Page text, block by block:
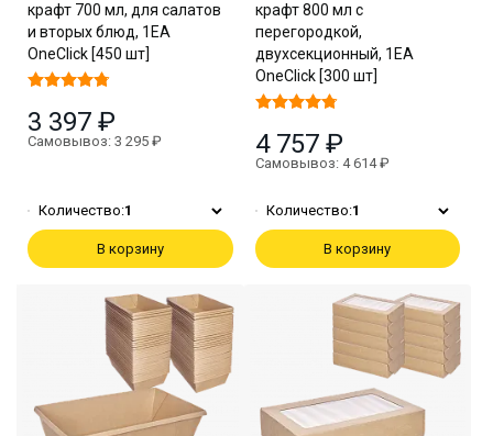
крафт 700 мл, для салатов
и вторых блюд, 1EA
OneClick [450 шт]
3 397 ₽
Самовывоз: 3 295 ₽
Количество:1
В корзину
крафт 800 мл с
перегородкой,
двухсекционный, 1EA
OneClick [300 шт]
4 757 ₽
Самовывоз: 4 614 ₽
Количество:1
В корзину